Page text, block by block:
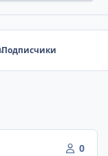
Подписчики
0